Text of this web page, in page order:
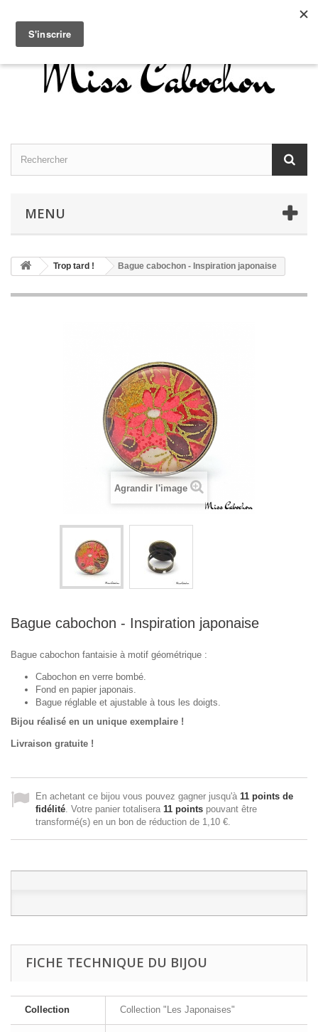
Connexion
MENU
Trop tard ! Bague cabochon - Inspiration japonaise
Agrandir l'image
Bague cabochon - Inspiration japonaise
Bague cabochon fantaisie à motif géométrique :
Cabochon en verre bombé.
Fond en papier japonais.
Bague réglable et ajustable à tous les doigts.
Bijou réalisé en un unique exemplaire !
Livraison gratuite !
En achetant ce bijou vous pouvez gagner jusqu'à 11 points de
fidélité. Votre panier totalisera 11 points pouvant être
transformé(s) en un bon de réduction de 1,10 €.
FICHE TECHNIQUE DU BIJOU
Collection Collection "Les Japonaises"